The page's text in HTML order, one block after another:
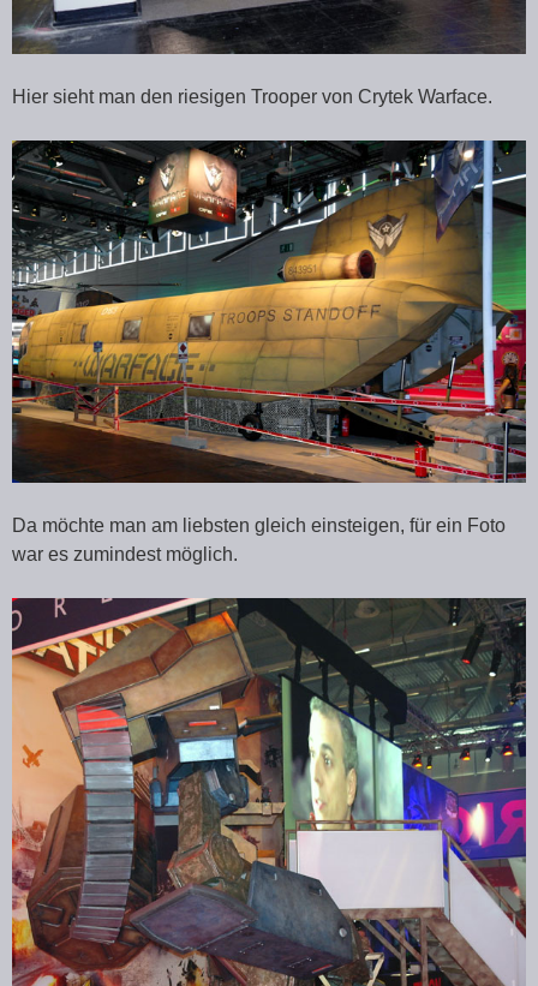
Hier sieht man den riesigen Trooper von Crytek Warface.
Da möchte man am liebsten gleich einsteigen, für ein Foto
war es zumindest möglich.